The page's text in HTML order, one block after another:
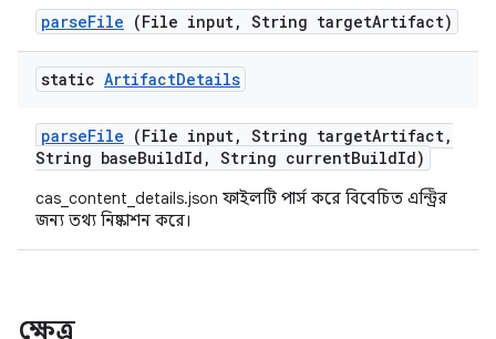
parseFile (File input, String targetArtifact)
static ArtifactDetails
parseFile (File input, String targetArtifact,
String baseBuildId , String currentBuildId)
cas_content_details.json ফাইলটি পার্স করে বিবেচিত এন্ট্রির
জন্য তথ্য নিষ্কাশন করে।
ক্ষেত্র